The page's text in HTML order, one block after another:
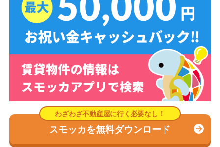
スモッカを無料ダウンロード